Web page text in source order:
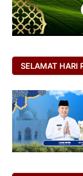
SELAMAT HARI